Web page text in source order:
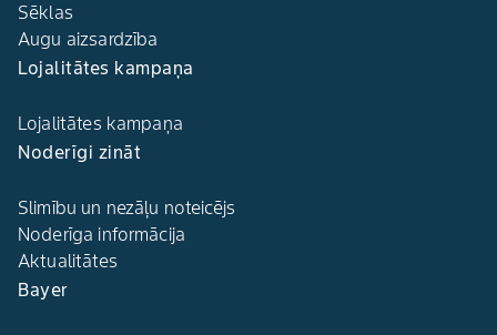
Sēklas
Augu aizsardzība
Lojalitātes kampaņa
Lojalitātes kampaņa
Noderīgi zināt
Slimību un nezāļu noteicējs
Noderīga informācija
Aktualitātes
Bayer